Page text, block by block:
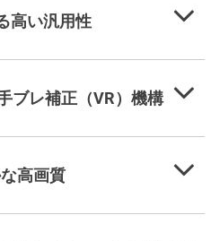
高い汎用性
ブレ補正（VR）機構
高画質